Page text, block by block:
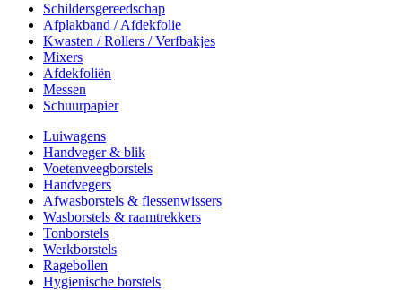
Schildersgereedschap
Afplakband / Afdekfolie
Kwasten / Rollers / Verfbakjes
Mixers
Afdekfoliën
Messen
Schuurpapier
Luiwagens
Handveger & blik
Voetenveegborstels
Handvegers
Afwasborstels & flessenwissers
Wasborstels & raamtrekkers
Tonborstels
Werkborstels
Ragebollen
Hygienische borstels